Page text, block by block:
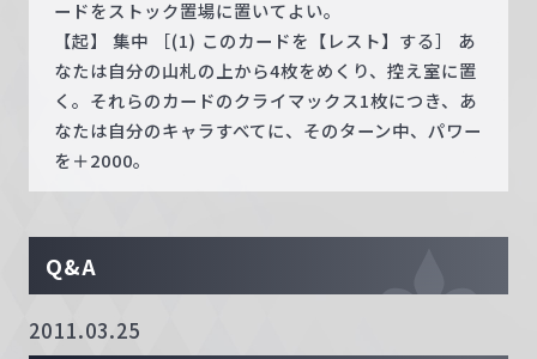
ードをストック置場に置いてよい。
【起】 集中 ［(1) このカードを【レスト】する］ あ
なたは自分の山札の上から4枚をめくり、控え室に置
く。それらのカードのクライマックス1枚につき、あ
なたは自分のキャラすべてに、そのターン中、パワー
を＋2000。
Q&A
2011.03.25